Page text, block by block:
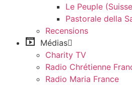
Le Peuple
Pastorale della
Recensions
Médias
Charity TV
Radio Chrétienne
Radio Maria France